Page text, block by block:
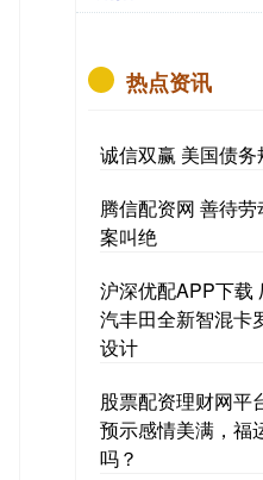
热点资讯
诚信双赢 美国债
腾信配资网 善待
案叫绝
沪深优配APP下载
汽丰田全新智混卡
设计
股票配资理财网平
预示感情美满，福
吗？